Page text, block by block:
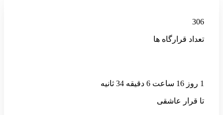
306
تعداد قرارگاه ها
1 روز 16 ساعت 6 دقیقه 34 ثانیه
تا قرار عاشقی